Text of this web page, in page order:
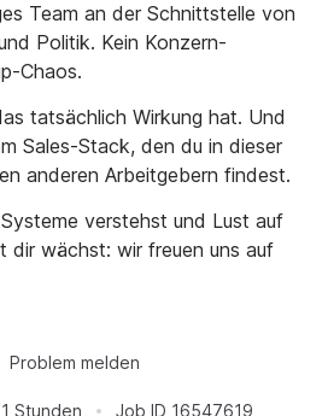
Team an der Schnittstelle von
Politik. Kein Konzern-
Chaos.
tatsächlich Wirkung hat. Und
Sales-Stack, den du in dieser
anderen Arbeitgebern findest.
verstehst und Lust auf
dir wächst: wir freuen uns auf
Stunden Job ID 16547619
Problem melden